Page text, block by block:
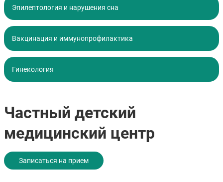
Эпилептология и нарушения сна
Вакцинация и иммунопрофилактика
Гинекология
Частный детский
медицинский центр
Записаться на прием